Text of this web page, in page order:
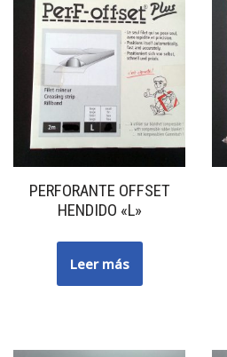
PERFORANTE OFFSET
HENDIDO «L»
Leer más